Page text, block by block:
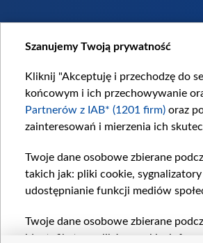
Szanujemy Twoją prywatność
Kliknij "Akceptuję i przechodzę do
końcowym i ich przechowywanie
Partnerów z IAB* (1201 firm) oraz
zainteresowań i mierzenia ich
Twoje dane osobowe zbierane
takich jak: pliki cookie,
udostępnianie funkcji mediów
Twoje dane osobowe zbierane
identyfikatory plików cookie,